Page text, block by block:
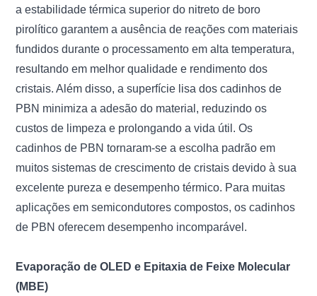
a estabilidade térmica superior do nitreto de boro
pirolítico garantem a ausência de reações com materiais
fundidos durante o processamento em alta temperatura,
resultando em melhor qualidade e rendimento dos
cristais. Além disso, a superfície lisa dos cadinhos de
PBN minimiza a adesão do material, reduzindo os
custos de limpeza e prolongando a vida útil. Os
cadinhos de PBN tornaram-se a escolha padrão em
muitos sistemas de crescimento de cristais devido à sua
excelente pureza e desempenho térmico. Para muitas
aplicações em semicondutores compostos, os cadinhos
de PBN oferecem desempenho incomparável.
Evaporação de OLED e Epitaxia de Feixe Molecular
(MBE)